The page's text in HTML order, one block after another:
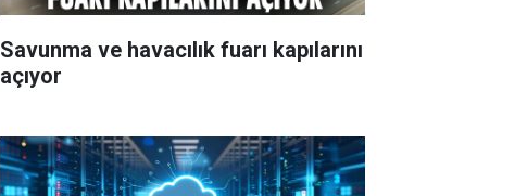
Savunma ve havacılık fuarı kapılarını
açıyor